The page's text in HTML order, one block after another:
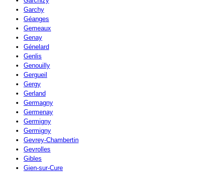
Garchy
Géanges
Gemeaux
Genay
Génelard
Genlis
Genouilly
Gergueil
Gergy
Gerland
Germagny
Germenay
Germigny
Germigny
Gevrey-Chambertin
Gevrolles
Gibles
Gien-sur-Cure